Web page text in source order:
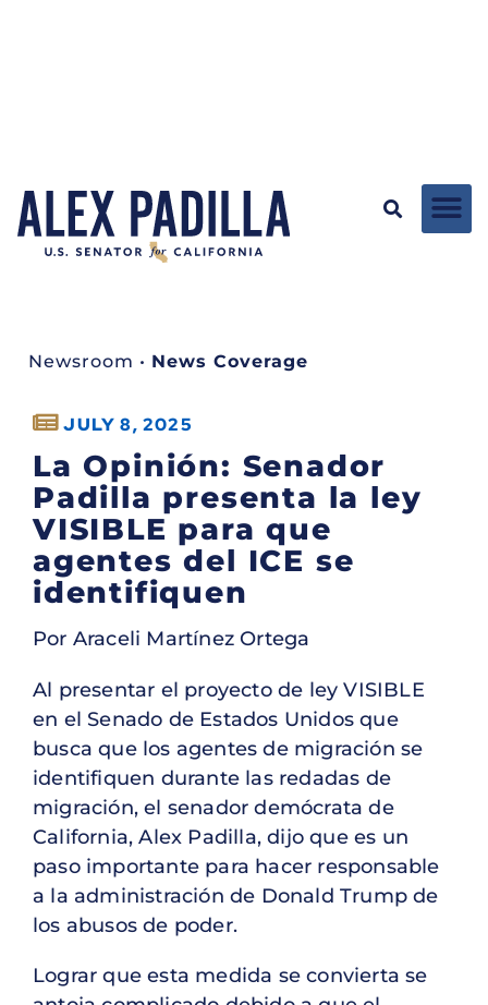
Newsroom • News Coverage
JULY 8, 2025
La Opinión: Senador
Padilla presenta la ley
VISIBLE para que
agentes del ICE se
identifiquen
Por Araceli Martínez Ortega
Al presentar el proyecto de ley VISIBLE
en el Senado de Estados Unidos que
busca que los agentes de migración se
identifiquen durante las redadas de
migración, el senador demócrata de
California, Alex Padilla, dijo que es un
paso importante para hacer responsable
a la administración de Donald Trump de
los abusos de poder.
Lograr que esta medida se convierta se